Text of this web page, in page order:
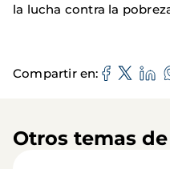
la lucha contra la
Compartir en
Otros temas